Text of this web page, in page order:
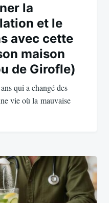
la
et le
avec cette
maison
de Girofle)
qui a changé des
vie où la mauvaise